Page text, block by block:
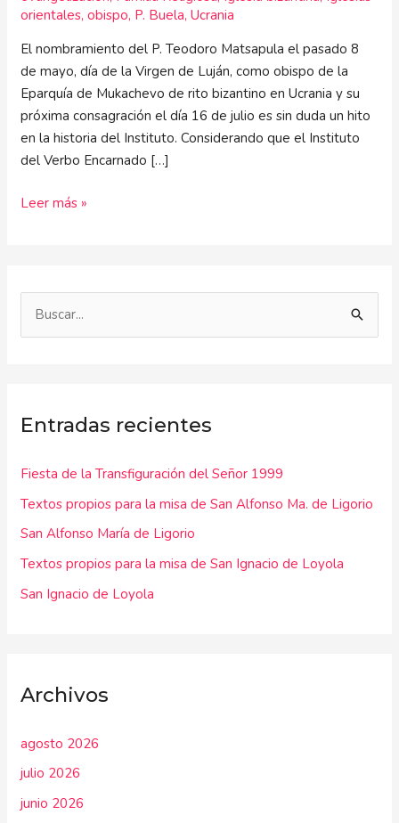
orientales,obispo, P. Buela,Ucrania
El nombramiento del P. Teodoro Matsapula el pasado 8
de mayo, día de la Virgen de Luján, como obispo de la
Eparquía de Mukachevo de rito bizantino en Ucrania y su
próxima consagración el día 16 de julio es sin duda un hito
en la historia del Instituto. Considerando que el Instituto
del Verbo Encarnado […]
Leer más »
a
p
o
r
:
Entradas recientes
Fiesta de la Transfiguración del Señor 1999
Textos propios para la misa de San Alfonso Ma. de Ligorio
San Alfonso María de Ligorio
Textos propios para la misa de San Ignacio de Loyola
San Ignacio de Loyola
Archivos
agosto 2026
julio 2026
junio 2026